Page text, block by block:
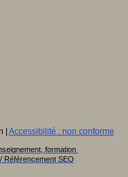
| Accessibilité : non conforme
formation
Référencement SEO